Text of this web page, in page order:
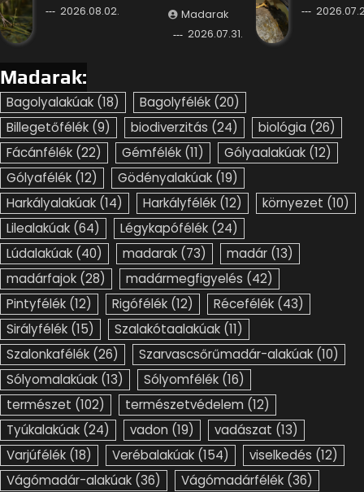
2026.08.02.
Madarak
2026.07.31.
Madarak:
Bagolyalakúak (18) Bagolyfélék (20)
Billegetőfélék (9) biodiverzitás (24) biológia (26)
Fácánfélék (22) Gémfélék (11) Gólyaalakúak (12)
Gólyafélék (12) Gödényalakúak (19)
Harkályalakúak (14) Harkályfélék (12) környezet (10)
Lilealakúak (64) Légykapófélék (24)
Lúdalakúak (40) madarak (73) madár (13)
madárfajok (28) madármegfigyelés (42)
Pintyfélék (12) Rigófélék (12) Récefélék (43)
Sirályfélék (15) Szalakótaalakúak (11)
Szalonkafélék (26) Szarvascsőrűmadár-alakúak (10)
Sólyomalakúak (13) Sólyomfélék (16)
természet (102) természetvédelem (12)
Tyúkalakúak (24) vadon (19) vadászat (13)
Varjúfélék (18) Verébalakúak (154) viselkedés (12)
Vágómadár-alakúak (36) Vágómadárfélék (36)